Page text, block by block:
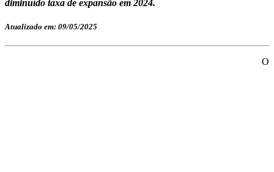
diminuído taxa de expansão em 2024.
Atualizado em: 09/05/2025
O